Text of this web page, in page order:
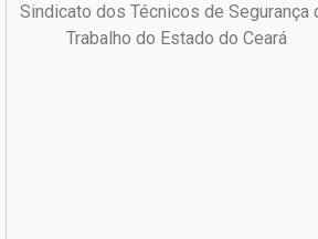
Sindicato dos Técnicos de Segurança
Trabalho do Estado do Ceará